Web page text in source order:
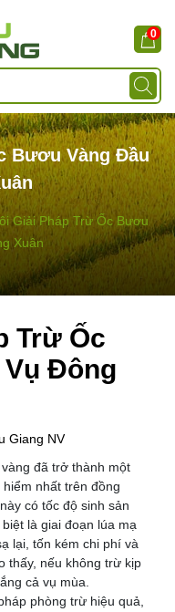
0
Bươu Vàng Đầu
Giải Pháp Trừ Ốc Bươu
Xuân
Trừ Ốc
Đông
Giang NV
đã trở thành một
nhất trên đồng
có tốc độ sinh sản
là giai đoạn lúa mạ
lại, tốn kém chi phí và
thấy, nếu không trừ kịp
cả vụ mùa.
phòng trừ hiệu quả,